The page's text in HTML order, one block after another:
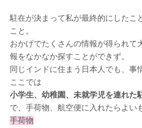
駐在が決まって私が最終的にしたこ
こと。
おかげでたくさんの情報が得られて
報をなかなか探すことができず。
同じインドに住まう日本人でも、事
ここでは
小学生、幼稚園、未就学児を連れた
で、手荷物、航空便に入れたらよい
手荷物